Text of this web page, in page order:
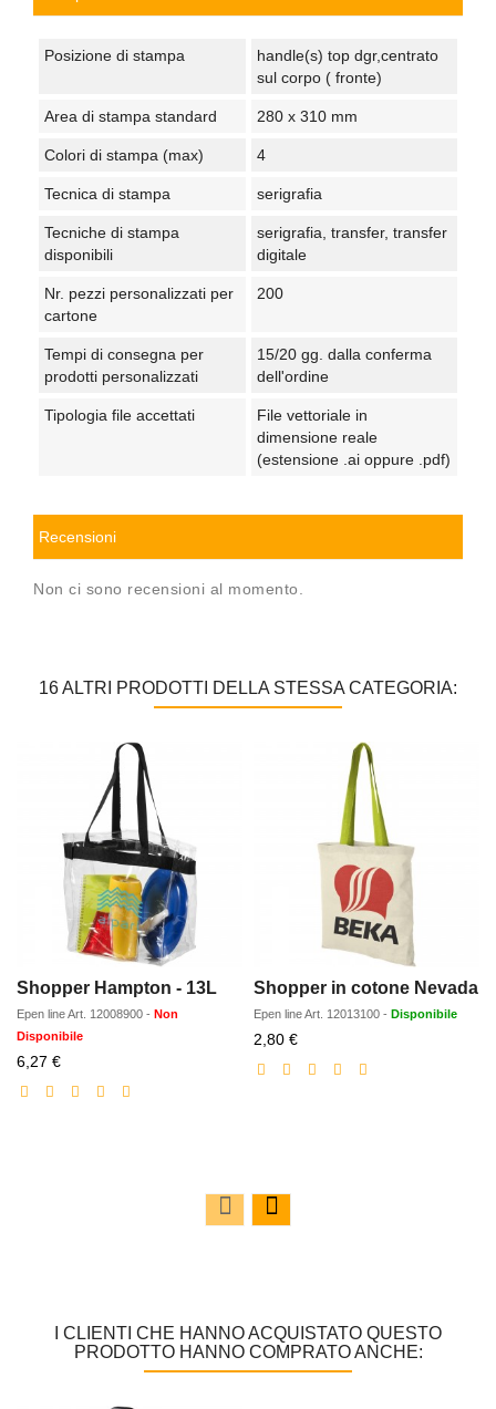
Posizione di stampa
handle(s) top dgr,centrato
sul corpo ( fronte)
Area di stampa standard 280 x 310 mm
Colori di stampa (max) 4
Tecnica di stampa serigrafia
Tecniche di stampa
disponibili
serigrafia, transfer, transfer
digitale
Nr. pezzi personalizzati per
cartone
200
Tempi di consegna per
prodotti personalizzati
15/20 gg. dalla conferma
dell'ordine
Tipologia file accettati
File vettoriale in
dimensione reale
(estensione .ai oppure .pdf)
Recensioni
Non ci sono recensioni al momento.
16 ALTRI PRODOTTI DELLA STESSA CATEGORIA:
Shopper Hampton - 13L
Epen lineArt. 12008900 - Non
Disponibile
6,27 €Prezzo
scontato
Shopper in cotone Nevada
Epen lineArt. 12013100 - Disponibile
2,80 €Prezzo
scontato
I CLIENTI CHE HANNO ACQUISTATO QUESTO
PRODOTTO HANNO COMPRATO ANCHE: